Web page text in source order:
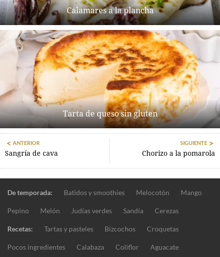
Calamares a la plancha
Tarta de queso sin gluten
ANTERIOR
Sangría de cava
SIGUIENTE
Chorizo a la pomarola
De temporada: Batidos y smoothies Melocotón Mango
Pepino Melón Judías verdes Sandía Cerezas
Recetas: Tartas y pasteles Bizcochos Croquetas
Pocos ingredientes Calabaza Coliflor Aguacate